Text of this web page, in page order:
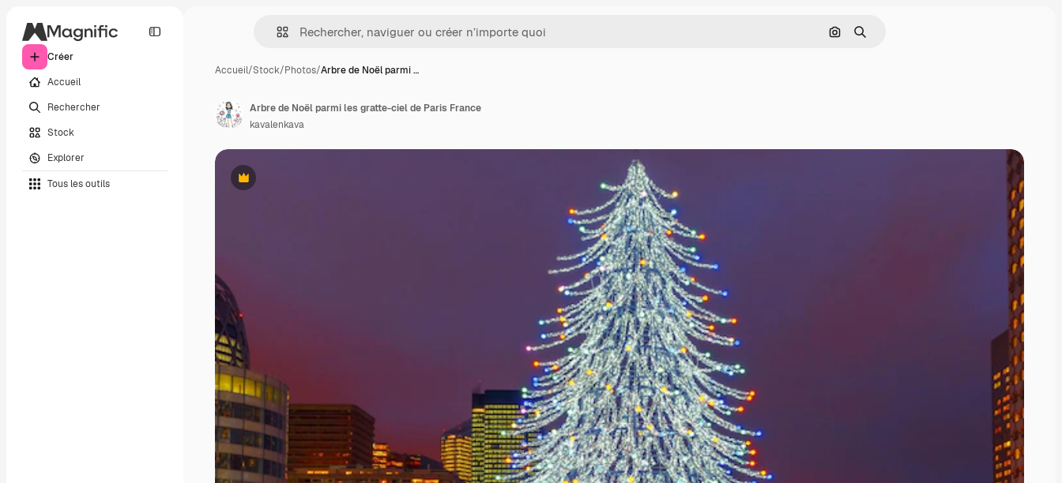
Créer
Accueil
Rechercher
Stock
Explorer
Tous les outils
Rechercher par image
Rechercher
Accueil/Stock/Photos/Arbre de Noël parmi …
Premium
Arbre de Noël parmi les gratte-ciel de Paris France
kavalenkava